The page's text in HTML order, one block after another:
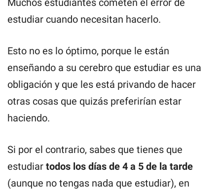
Muchos estudiantes cometen el error de
estudiar cuando necesitan hacerlo.
Esto no es lo óptimo, porque le están
enseñando a su cerebro que estudiar es una
obligación y que les está privando de hacer
otras cosas que quizás preferirían estar
haciendo.
Si por el contrario, sabes que tienes que
estudiar todos los días de 4 a 5 de la tarde
(aunque no tengas nada que estudiar), en